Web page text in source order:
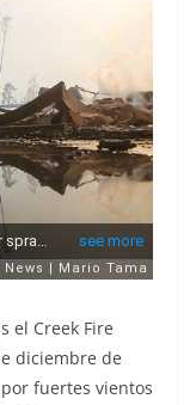
el Creek Fire
diciembre de
fuertes vientos